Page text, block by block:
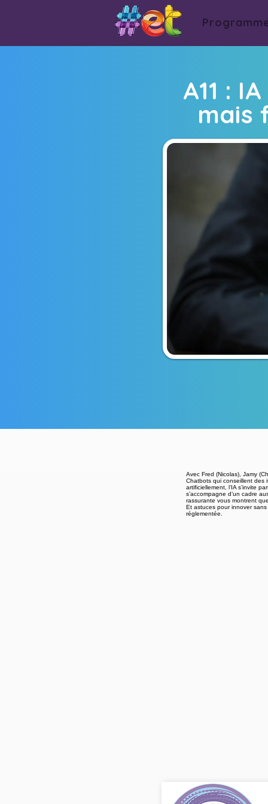
A11 :
mais
Avec Fred (Nicolas), Jamy
Chatbots qui conseillent des
artificiellement, l’IA s’invite
s’accompagne d’un cadre
rassurante vous montrent
Et astuces pour innover
réglementée.